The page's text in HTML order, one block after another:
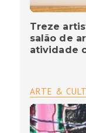
Treze
salão de
atividade
ARTE &